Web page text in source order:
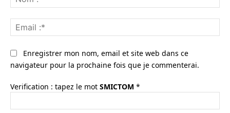
:*
:*
Enregistrer mon nom, email et site web dans ce
navigateur pour la prochaine fois que je commenterai.
Verification : tapez le mot SMICTOM *